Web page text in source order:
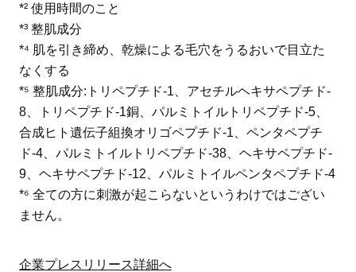
*² 使用時間のこと
*³ 整肌成分
*⁴ 肌を引き締め、乾燥による毛穴をうるおいで目立た
なくする
*⁵ 整肌成分:トリペプチド-1、アセチルヘキサペプチド-
8、トリペプチド-1銅、パルミトイルトリペプチド-5、
合成ヒト遺伝子組換オリゴペプチド-1、ペンタペプチ
ド-4、パルミトイルトリペプチド-38、ヘキサペプチド-
9、ヘキサペプチド-12、パルミトイルペンタペプチド-4
*⁶ 全ての方に刺激が起こらないというわけではござい
ません。
企業プレスリリース詳細へ